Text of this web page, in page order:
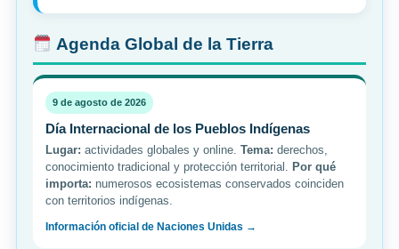
Agenda Global de la Tierra
9 de agosto de 2026
Día Internacional de los Pueblos Indígenas
Lugar: actividades globales y online. Tema: derechos,
conocimiento tradicional y protección territorial. Por qué
importa: numerosos ecosistemas conservados coinciden
con territorios indígenas.
Información oficial de Naciones Unidas →